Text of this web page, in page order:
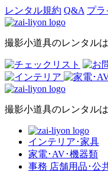
レンタル規約 Q&A プラ
撮影小道具のレンタル
撮影小道具のレンタル
インテリア･家具
家電･AV･機器類
事務 店舗用品･公